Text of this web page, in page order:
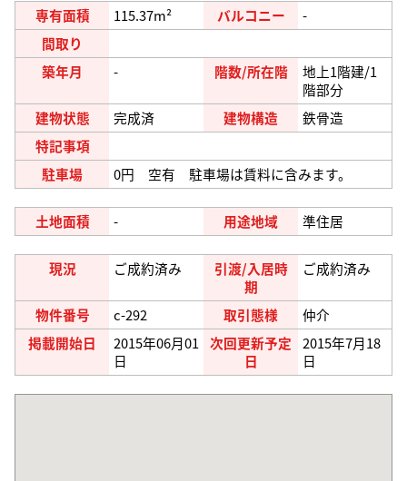
専有面積 115.37m² バルコニー
-
間取り
築年月
- 階数/所在階
地上1階建/1
階部分
建物状態
完成済 建物構造
鉄骨造
特記事項
駐車場
0円 空有 駐車場は賃料に含みます。
土地面積 - 用途地域 準住居
現況 ご成約済み
引渡/入居時
期
ご成約済み
物件番号 c-292 取引態様
仲介
掲載開始日
2015年06月01
日
次回更新予定
日
2015年7月18
日